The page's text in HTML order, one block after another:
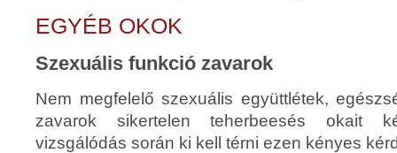
EGYÉB OKOK
Szexuális funkció zavarok
Nem megfelelő szexuális együttlétek,
zavarok sikertelen teherbeesés okait
vizsgálódás során ki kell térni ezen kényes